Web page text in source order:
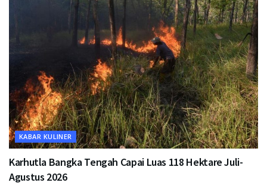
KABAR KULINER
Karhutla Bangka Tengah Capai Luas 118 Hektare Juli-
Agustus 2026